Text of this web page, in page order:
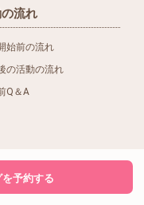
流れ
始前の流れ
の活動の流れ
Q＆A
予約する